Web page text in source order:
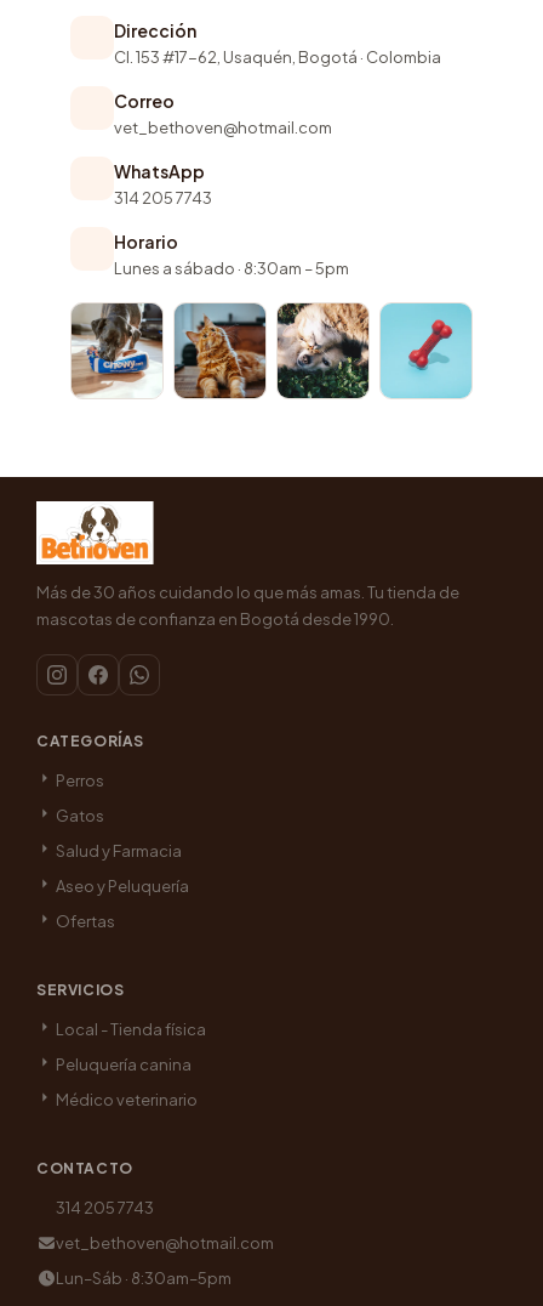
Dirección
Cl. 153 #17-62, Usaquén, Bogotá · Colombia
Correo
vet_bethoven@hotmail.com
WhatsApp
314 205 7743
Horario
Lunes a sábado · 8:30am – 5pm
Más de 30 años cuidando lo que más amas. Tu tienda de
mascotas de confianza en Bogotá desde 1990.
CATEGORÍAS
Perros
Gatos
Salud y Farmacia
Aseo y Peluquería
Ofertas
SERVICIOS
Local - Tienda física
Peluquería canina
Médico veterinario
CONTACTO
314 205 7743
vet_bethoven@hotmail.com
Lun–Sáb · 8:30am–5pm